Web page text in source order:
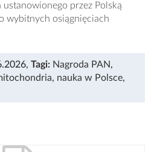
przez Polską
wybitnych osiągnięciach
, Tagi: Nagroda PAN,
, nauka w Polsce,